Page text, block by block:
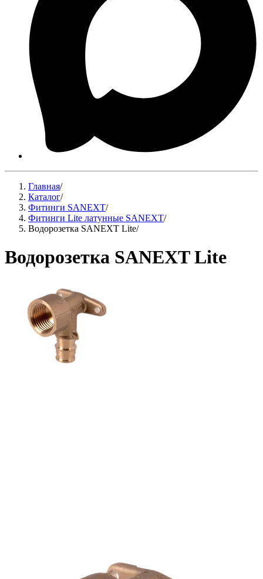
Главная/
Каталог/
Фитинги SANEXT/
Фитинги Lite латунные SANEXT/
Водорозетка SANEXT Lite/
Водорозетка SANEXT Lite